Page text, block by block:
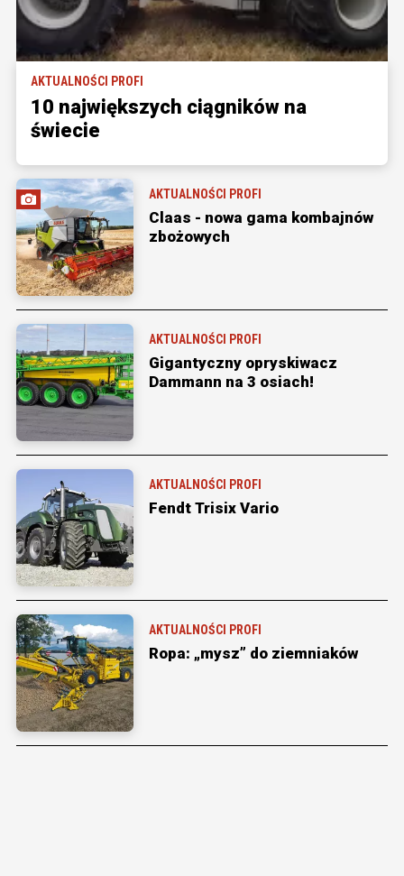
AKTUALNOŚCI PROFI
10 największych ciągników na
świecie
AKTUALNOŚCI PROFI
Claas - nowa gama kombajnów
zbożowych
AKTUALNOŚCI PROFI
Gigantyczny opryskiwacz
Dammann na 3 osiach!
AKTUALNOŚCI PROFI
Fendt Trisix Vario
AKTUALNOŚCI PROFI
Ropa: „mysz” do ziemniaków